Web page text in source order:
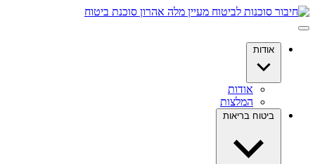
דלג
לתוכן
אודות
אודות
המלצות
ביטוח בריאות